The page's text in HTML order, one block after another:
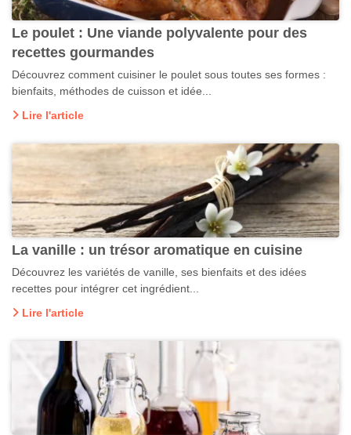
Le poulet : Une viande polyvalente pour des
recettes gourmandes
Découvrez comment cuisiner le poulet sous toutes ses formes :
bienfaits, méthodes de cuisson et idée...
Lire l'article
La vanille : un trésor aromatique en cuisine
Découvrez les variétés de vanille, ses bienfaits et des idées
recettes pour intégrer cet ingrédient...
Lire l'article